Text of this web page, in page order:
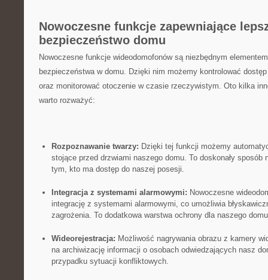
Nowoczesne funkcje zapewniające
bezpieczeństwo domu
Nowoczesne funkcje wideodomofonów⁢ są ⁢niezbędnym
bezpieczeństwa ⁣w domu. Dzięki nim możemy kontrolować
oraz monitorować otoczenie w ⁤czasie rzeczywistym. Oto kilka
warto rozważyć:
Rozpoznawanie twarzy: ⁤Dzięki tej funkcji możemy
stojące ⁢przed⁢ drzwiami naszego domu.⁣ To doskonały ⁣sposób
‍tym, ‌kto ​ma dostęp do naszej ​posesji.
Integracja z systemami alarmowymi: ‍Nowoczesne​
integrację ‌z systemami⁤ alarmowymi, co umożliwia
⁤zagrożenia. To dodatkowa warstwa ‌ochrony⁢ dla naszego
Wideorejestracja: Możliwość nagrywania obrazu z kamery
na archiwizację informacji o osobach⁣ odwiedzających nasz
przypadku ⁢sytuacji konfliktowych.